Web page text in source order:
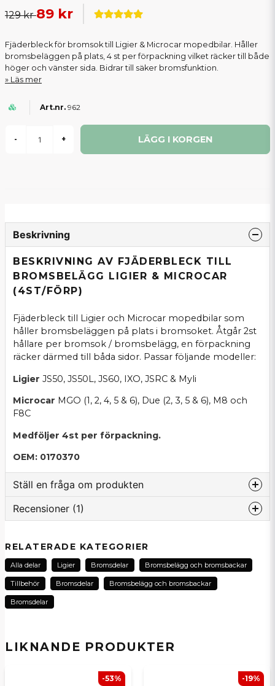
129 kr89 kr
Fjäderbleck för bromsok till Ligier & Microcar mopedbilar. Håller
bromsbeläggen på plats, 4 st per förpackning vilket räcker till både
höger och vänster sida. Bidrar till säker bromsfunktion.
Läs mer
962
- + LÄGG I KORGEN
LIKNANDE PRODUKTER
-53% -19%
Beskrivning
BESKRIVNING AV FJÄDERBLECK TILL
BROMSBELÄGG LIGIER & MICROCAR
(4ST/FÖRP)
Fjäderbleck till Ligier och Microcar mopedbilar som
håller bromsbeläggen på plats i bromsoket. Åtgår 2st
hållare per bromsok / bromsbelägg, en förpackning
räcker därmed till båda sidor. Passar följande modeller:
Ligier JS50, JS50L, JS60, IXO, JSRC & Myli
Microcar MGO (1, 2, 4, 5 & 6), Due (2, 3, 5 & 6), M8 och
F8C
Medföljer 4st per förpackning.
OEM: 0170370
Ställ en fråga om produkten
question
name
Namn
Recensioner (1)
Morgan
Passade perfekt!
RELATERADE KATEGORIER
Alla delar Ligier Bromsdelar Bromsbelägg och bromsbackar
Tillbehör Bromsdelar Bromsbelägg och bromsbackar
Bromsdelar